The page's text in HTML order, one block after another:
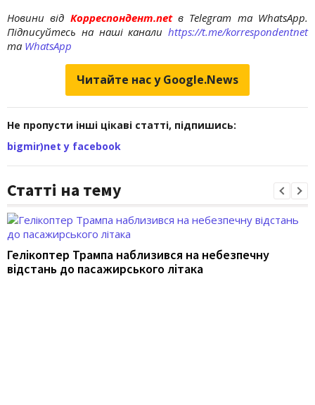
Новини від Корреспондент.netв Telegram та WhatsApp.
Підписуйтесь на наші канали https://t.me/korrespondentnet
та WhatsApp
Читайте нас у Google.News
Не пропусти інші цікаві статті, підпишись:
bigmir)net у facebook
Статті на тему
Гелікоптер Трампа наблизився на небезпечну
відстань до пасажирського літака